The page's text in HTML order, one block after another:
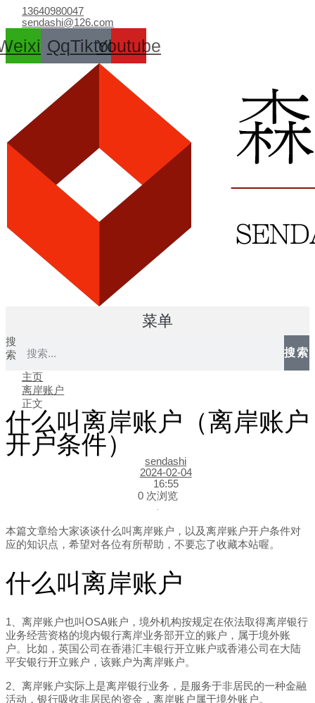
容
13640980047
sendashi@126.com
QqTiktokYoutube
菜单
搜
索
搜索
主页
离岸账户
正文
什么叫离岸账户（离岸账户
开户条件）
sendashi
2024-02-04
16:55
0 次浏览
本篇文章给大家谈谈什么叫离岸账户，以及离岸账户开户条件对
应的知识点，希望对各位有所帮助，不要忘了收藏本站喔。
什么叫离岸账户
1、离岸账户也叫OSA账户，境外机构按规定在依法取得离岸银行
业务经营资格的境内银行离岸业务部开立的账户，属于境外账
户。比如，英国公司在香港汇丰银行开立账户或香港公司在大陆
平安银行开立账户，该账户为离岸账户。
2、离岸账户实际上是离岸银行业务，是服务于非居民的一种金融
活动，银行吸收非居民的资金，离岸账户属于境外账户。